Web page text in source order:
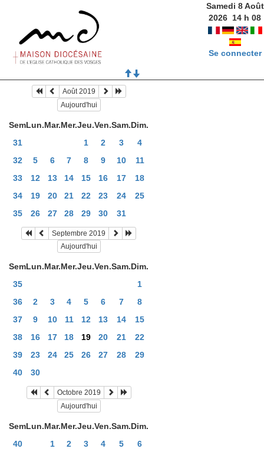
Samedi 8 Août
2026 14 h08
Se connecter
Août 2019
Aujourd'hui
SemLun.Mar.Mer.Jeu.Ven.Sam.Dim.
31
1 2 3
4
32
5 6 7 8 9 10
11
33
12 13 14 15 16 17
18
34
19 20 21 22 23 24
25
35
26 27 28 29 30 31
Septembre 2019
Aujourd'hui
SemLun.Mar.Mer.Jeu.Ven.Sam.Dim.
35
1
36
2 3 4 5 6 7
8
37
9 10 11 12 13 14
15
38
16 17 18 19 20 21
22
39
23 24 25 26 27 28
29
40
30
Octobre 2019
Aujourd'hui
SemLun.Mar.Mer.Jeu.Ven.Sam.Dim.
40
1 2 3 4 5
6